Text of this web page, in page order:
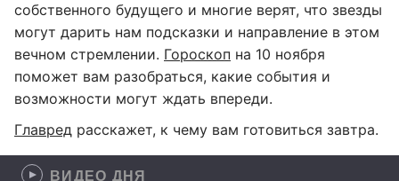
собственного будущего и многие верят, что звезды
могут дарить нам подсказки и направление в этом
вечном стремлении. Гороскоп на 10 ноября
поможет вам разобраться, какие события и
возможности могут ждать впереди.
Главред расскажет, к чему вам готовиться завтра.
ВИДЕО ДНЯ